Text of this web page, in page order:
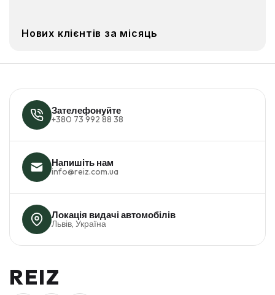
Нових клієнтів за місяць
Зателефонуйте
+380 73 992 88 38
Напишіть нам
info@reiz.com.ua
Локація видачі автомобілів
Львів, Україна
REIZ